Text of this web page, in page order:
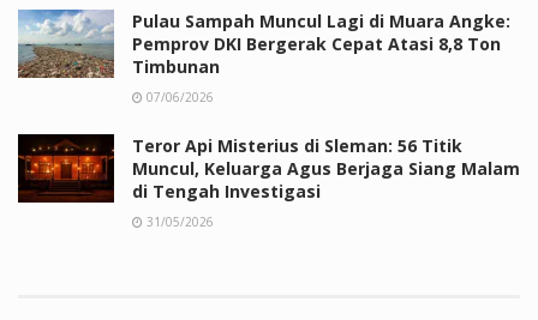
Pulau Sampah Muncul Lagi di Muara Angke:
Pemprov DKI Bergerak Cepat Atasi 8,8 Ton
Timbunan
07/06/2026
Teror Api Misterius di Sleman: 56 Titik
Muncul, Keluarga Agus Berjaga Siang Malam
di Tengah Investigasi
31/05/2026